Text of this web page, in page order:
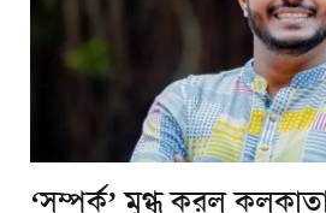
‘সম্পর্ক’ মুগ্ধ করল